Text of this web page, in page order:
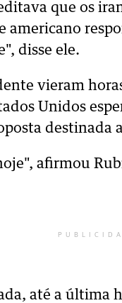
que os
americano
disse ele.
vieram
Unidos
destinada
afirmou
até a última